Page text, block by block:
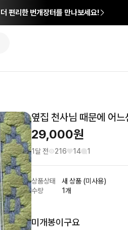
편리한 번개장터를 만나보세요!
옆집 천사님 때문에 어
29,000원
1달 전 216 14 1
상품상태
새 상품 (미사용)
수량
1개
미개봉이구요